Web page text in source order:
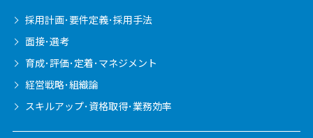
採用計画･要件定義･採用手法
面接･選考
育成･評価･定着･マネジメント
経営戦略･組織論
スキルアップ･資格取得･業務効率